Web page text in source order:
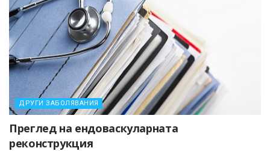
ДРУГИ ЗАБОЛЯВАНИЯ
Преглед на ендоваскуларната
реконструкция